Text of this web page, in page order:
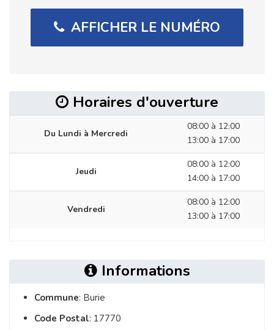
AFFICHER LE NUMÉRO
Horaires d'ouverture
Du Lundi à Mercredi
08:00 à 12:00
13:00 à 17:00
Jeudi
08:00 à 12:00
14:00 à 17:00
Vendredi
08:00 à 12:00
13:00 à 17:00
Informations
Commune: Burie
Code Postal: 17770